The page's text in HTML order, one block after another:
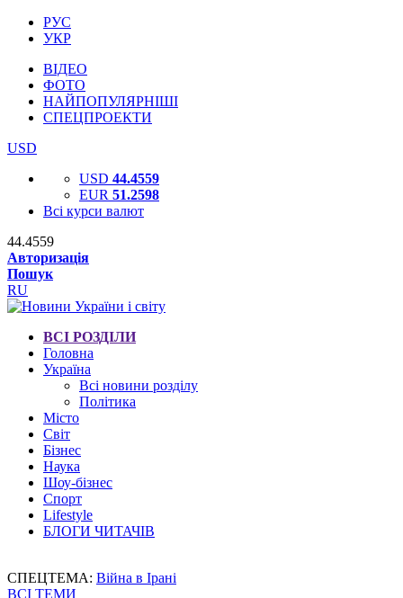
РУС
УКР
ВІДЕО
ФОТО
НАЙПОПУЛЯРНІШІ
СПЕЦПРОЕКТИ
USD
USD 44.4559
EUR 51.2598
Всі курси валют
44.4559
Авторизація
Пошук
RU
ВСІ РОЗДІЛИ
Головна
Україна
Всі новини розділу
Політика
Місто
Світ
Бізнес
Наука
Шоу-бізнес
Спорт
Lifestyle
БЛОГИ ЧИТАЧІВ
СПЕЦТЕМА: Війна в Ірані
ВСІ ТЕМИ